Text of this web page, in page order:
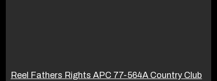
Reel Fathers Rights APC 77-564A Country Club